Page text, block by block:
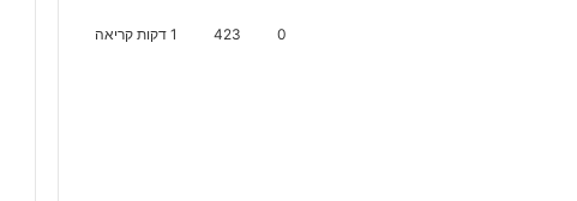
0
423